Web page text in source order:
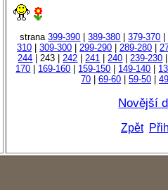
strana399-390 |389-380 |379-370
310
309-300 299-290 289-280
244 | 243 |242 |241 |240 |239-230
170
169-160 159-150 149-140
70
69-60 59-50
Novější
Zpět